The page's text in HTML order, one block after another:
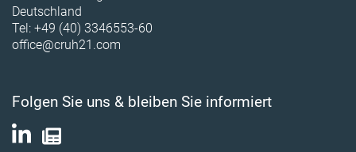
Deutschland
Tel: +49 (40) 3346553-60
office@cruh21.com
Folgen Sie uns & bleiben Sie informiert